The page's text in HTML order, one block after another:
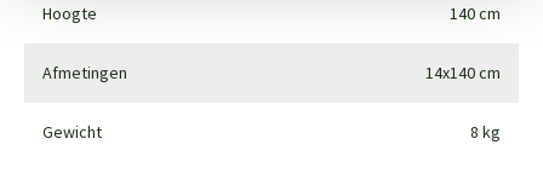
Hoogte 140 cm
Afmetingen 14x140 cm
Gewicht 8 kg